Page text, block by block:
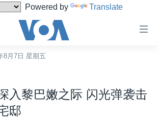
Powered by Translate
8月7日 星期五
入黎巴嫩之际 闪光弹袭击
邸